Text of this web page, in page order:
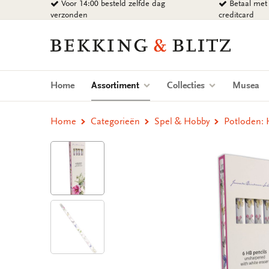
naar
Voor 14:00 besteld zelfde dag
verzonden
Betaal
creditcard
Bekking
Blitz
Uitgevers
Home Assortiment (current)Collecties Musea
Home Categorieën Spel & Hobby Potloden: